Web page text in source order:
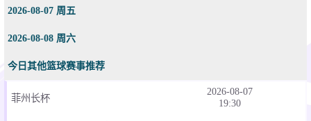
篮球新闻
2026-08-07 周五
2026-08-08 周六
今日其他篮球赛事推荐
菲州长杯
2026-08-07
19:30